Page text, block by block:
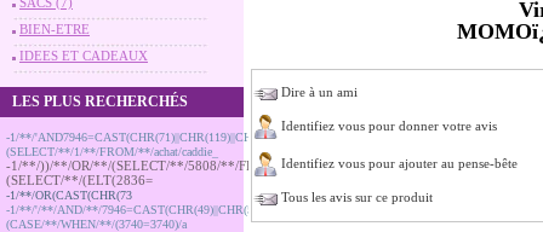
BIEN-ETRE
IDEES ET CADEAUX
LES PLUS RECHERCHÉS
-1/**/'AND7946=CAST(CHR(71)||CHR(119)||CHR(101)||CHR(54)||
(SELECT/**/1/**/FROM/**/achat/caddie_
-1/**/))/**/OR/**/(SELECT/**/5808/**/FROM(SELECT/**/
(SELECT/**/(ELT(2836=
-1/**/OR(CAST(CHR(73
-1/**/'/**/AND/**/7946=CAST(CHR(49)||CHR(54)||CHR(53)||CHR(117)||
(CASE/**/WHEN/**/(3740=3740)/a
Dire à un ami
Identifiez vous pour donner votre avis
Identifiez vous pour ajouter au pense-bête
Tous les avis sur ce produit